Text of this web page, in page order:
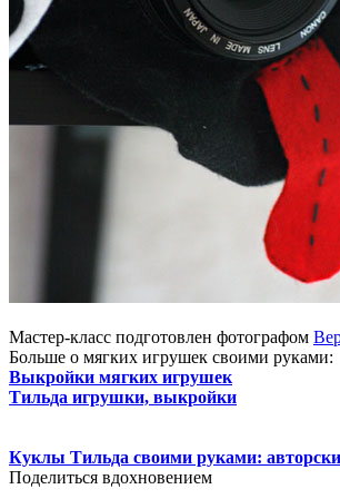
Мастер-класс подготовлен фотографом
Больше о мягких игрушек своими руками:
Выкройки мягких игрушек
Тильда игрушки, выкройки
Куклы Тильда своими руками:
Поделиться вдохновением